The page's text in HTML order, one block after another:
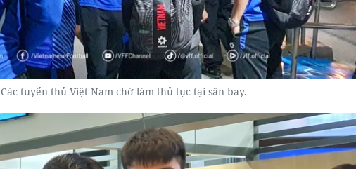
Các tuyển thủ Việt Nam chờ làm thủ tục tại sân bay.